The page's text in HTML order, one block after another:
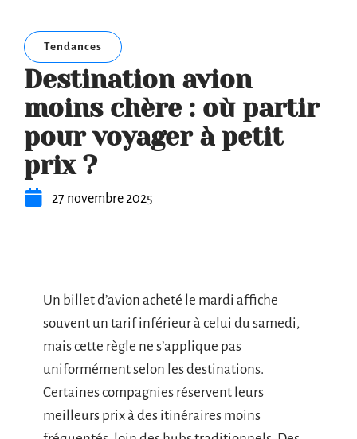
Tendances
Destination avion
moins chère : où partir
pour voyager à petit
prix ?
27 novembre 2025
Un billet d’avion acheté le mardi affiche
souvent un tarif inférieur à celui du samedi,
mais cette règle ne s’applique pas
uniformément selon les destinations.
Certaines compagnies réservent leurs
meilleurs prix à des itinéraires moins